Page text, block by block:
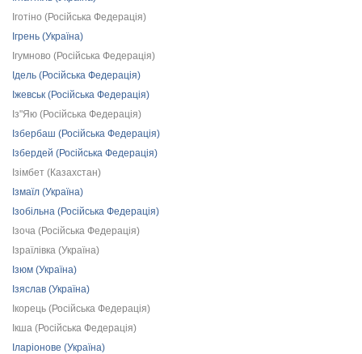
Іготіно (Російська Федерація)
Ігрень (Україна)
Ігумново (Російська Федерація)
Ідель (Російська Федерація)
Іжевськ (Російська Федерація)
Із"Яю (Російська Федерація)
Ізбербаш (Російська Федерація)
Ізбердей (Російська Федерація)
Ізімбет (Казахстан)
Ізмаїл (Україна)
Ізобільна (Російська Федерація)
Ізоча (Російська Федерація)
Ізраїлівка (Україна)
Ізюм (Україна)
Ізяслав (Україна)
Ікорець (Російська Федерація)
Ікша (Російська Федерація)
Іларіонове (Україна)